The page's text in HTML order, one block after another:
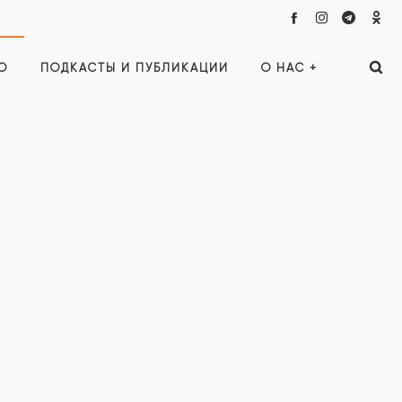
ПОДКАСТЫ И ПУБЛИКАЦИИ О НАС +